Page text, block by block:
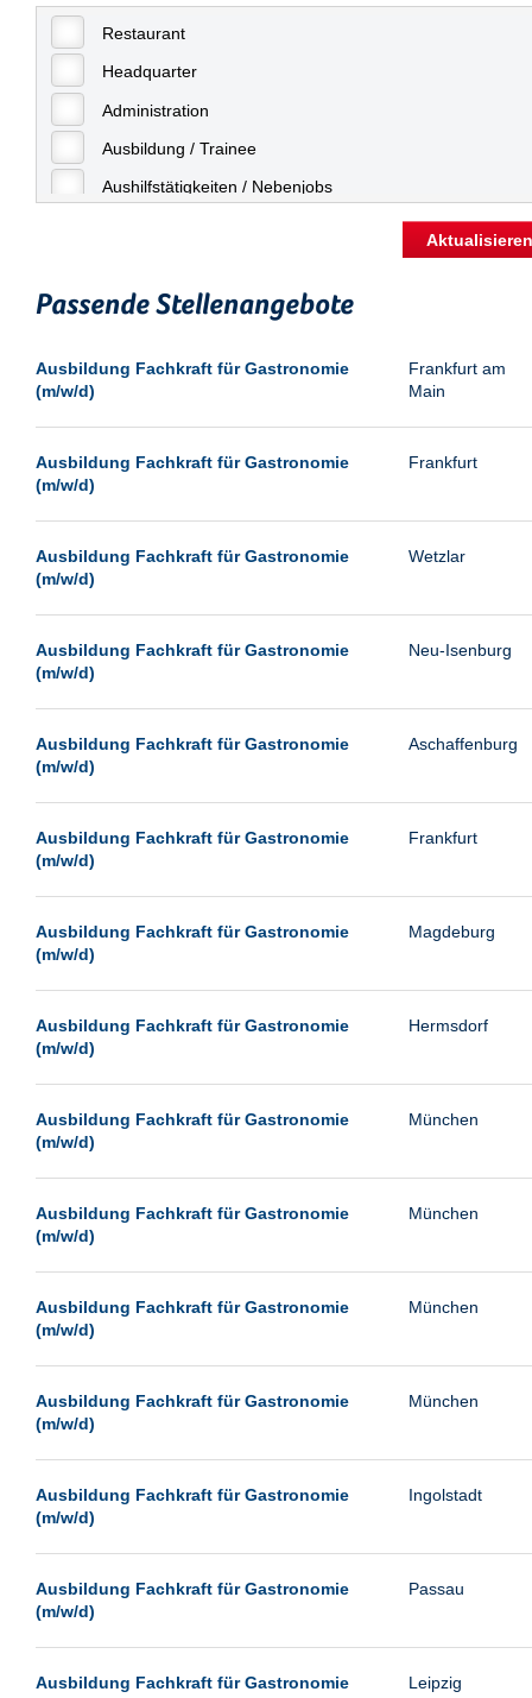
Frankfurt
Frankfurt am Main
Freiburg
Fulda
Göppingen
Hamburg
Heilbronn
Kassel
Laatzen
Leipzig
Magdeburg
Mannheim
Neu-Isenburg
Neubrandenburg
Paderborn
Passau
Siegburg
Siegen
Viernheim
Wetzlar
Wust/Brandenburg
Restaurant
Headquarter
Administration
Ausbildung / Trainee
Aushilfstätigkeiten / Nebenjobs
Sonstiges
Passende Stellenangebote
Ausbildung Fachkraft für Gastronomie
(m/w/d)
Frankfurt am
Main
Ausbildung Fachkraft für Gastronomie
(m/w/d)
Frankfurt
Ausbildung Fachkraft für Gastronomie
(m/w/d)
Wetzlar
Ausbildung Fachkraft für Gastronomie
(m/w/d)
Neu-Isenburg
Ausbildung Fachkraft für Gastronomie
(m/w/d)
Aschaffenburg
Ausbildung Fachkraft für Gastronomie
(m/w/d)
Frankfurt
Ausbildung Fachkraft für Gastronomie
(m/w/d)
Magdeburg
Ausbildung Fachkraft für Gastronomie
(m/w/d)
Hermsdorf
Ausbildung Fachkraft für Gastronomie
(m/w/d)
München
Ausbildung Fachkraft für Gastronomie
(m/w/d)
München
Ausbildung Fachkraft für Gastronomie
(m/w/d)
München
Ausbildung Fachkraft für Gastronomie
(m/w/d)
München
Ausbildung Fachkraft für Gastronomie
(m/w/d)
Ingolstadt
Ausbildung Fachkraft für Gastronomie
(m/w/d)
Passau
Ausbildung Fachkraft für Gastronomie
Leipzig